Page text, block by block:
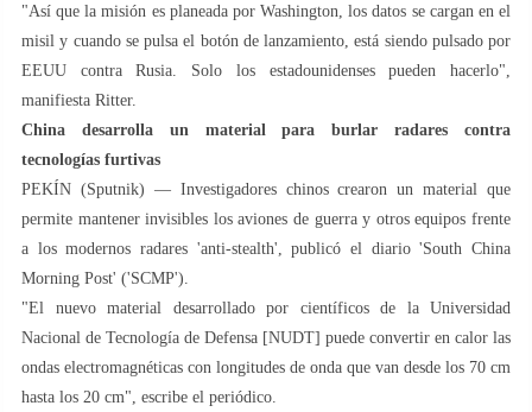
"Así que la misión es planeada por Washington, los datos se cargan en el
misil y cuando se pulsa el botón de lanzamiento, está siendo pulsado por
EEUU contra Rusia. Solo los estadounidenses pueden hacerlo",
manifiesta Ritter.
China desarrolla un material para burlar radares contra
tecnologías furtivas
PEKÍN (Sputnik) — Investigadores chinos crearon un material que
permite mantener invisibles los aviones de guerra y otros equipos frente
a los modernos radares 'anti-stealth', publicó el diario 'South China
Morning Post' ('SCMP').
"El nuevo material desarrollado por científicos de la Universidad
Nacional de Tecnología de Defensa [NUDT] puede convertir en calor las
ondas electromagnéticas con longitudes de onda que van desde los 70 cm
hasta los 20 cm", escribe el periódico.